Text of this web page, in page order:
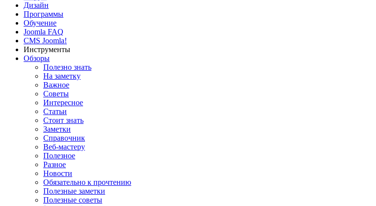
Дизайн
Программы
Обучение
Joomla FAQ
CMS Joomla!
Инструменты
Обзоры
Полезно знать
На заметку
Важное
Советы
Интересное
Статьи
Стоит знать
Заметки
Справочник
Веб-мастеру
Полезное
Разное
Новости
Обязательно к прочтению
Полезные заметки
Полезные советы